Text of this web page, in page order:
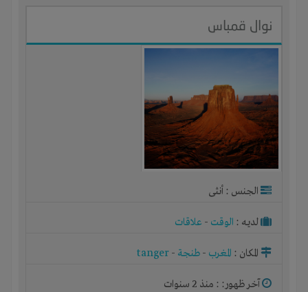
نوال قمباس
الجنس : أنثى
لديـه : الوقت - علاقات
المكان : المغرب - طنجة -
tanger
آخر ظهور: : منذ 2 سنوات